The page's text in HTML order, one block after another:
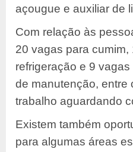
açougue e auxiliar de
Com relação às
20 vagas para
refrigeração e 9
de manutenção, entre
trabalho aguardando
Existem também
para algumas áreas